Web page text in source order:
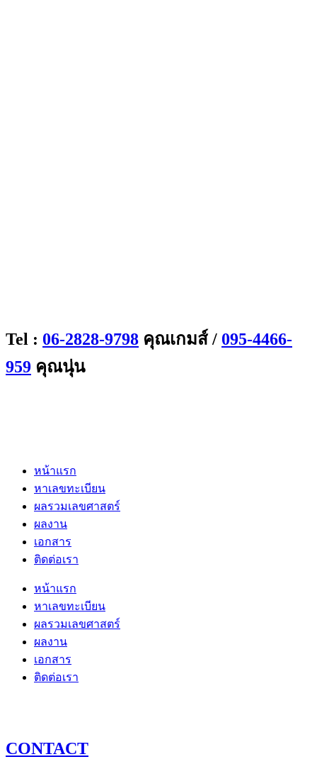
Tel : 06-2828-9798 คุณเกมส์ / 095-4466-
959 คุณนุ่น
หน้าแรก
หาเลขทะเบียน
ผลรวมเลขศาสตร์
ผลงาน
เอกสาร
ติดต่อเรา
หน้าแรก
หาเลขทะเบียน
ผลรวมเลขศาสตร์
ผลงาน
เอกสาร
ติดต่อเรา
CONTACT